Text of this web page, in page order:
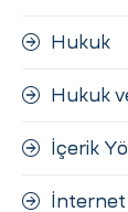
Hukuk
Hukuk
İçerik
İnternet